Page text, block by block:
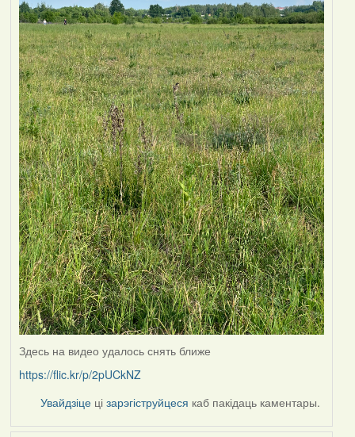
Здесь на видео удалось снять ближе
https://flic.kr/p/2pUCkNZ
Увайдзіце цізарэгіструйцеся каб пакідаць каментары.